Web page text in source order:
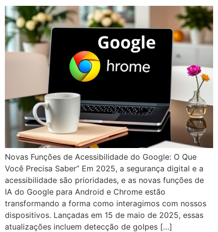
Novas Funções de Acessibilidade do Google: O Que
Você Precisa Saber” Em 2025, a segurança digital e a
acessibilidade são prioridades, e as novas funções de
IA do Google para Android e Chrome estão
transformando a forma como interagimos com nossos
dispositivos. Lançadas em 15 de maio de 2025, essas
atualizações incluem detecção de golpes […]